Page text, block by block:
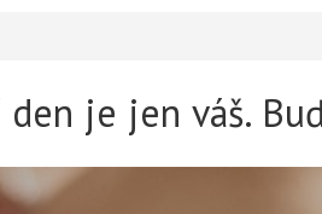
den je jen váš.